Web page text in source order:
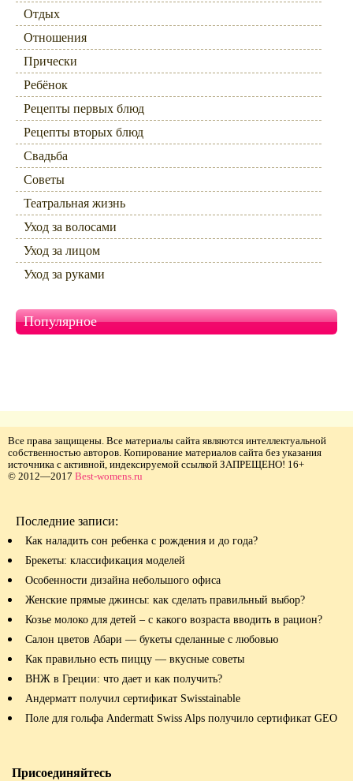
Отдых
Отношения
Прически
Ребёнок
Рецепты первых блюд
Рецепты вторых блюд
Свадьба
Советы
Театральная жизнь
Уход за волосами
Уход за лицом
Уход за руками
Популярное
Все права защищены. Все материалы сайта являются интеллектуальной
собственностью авторов. Копирование материалов сайта без указания
источника с активной, индексируемой ссылкой ЗАПРЕЩЕНО! 16+
© 2012—2017 Best-womens.ru
Последние записи:
Как наладить сон ребенка с рождения и до года?
Брекеты: классификация моделей
Особенности дизайна небольшого офиса
Женские прямые джинсы: как сделать правильный выбор?
Козье молоко для детей – с какого возраста вводить в рацион?
Салон цветов Абари — букеты сделанные с любовью
Как правильно есть пиццу — вкусные советы
ВНЖ в Греции: что дает и как получить?
Андерматт получил сертификат Swisstainable
Поле для гольфа Andermatt Swiss Alps получило сертификат GEO
Присоединяйтесь